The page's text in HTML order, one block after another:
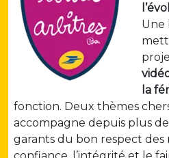
Une
la
fonction. Deux thèmes
accompagne depuis plus de
garants du bon respect des